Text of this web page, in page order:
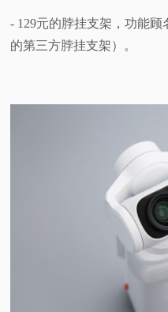
- 129元的脖挂支架，功能
的第三方脖挂支架）。